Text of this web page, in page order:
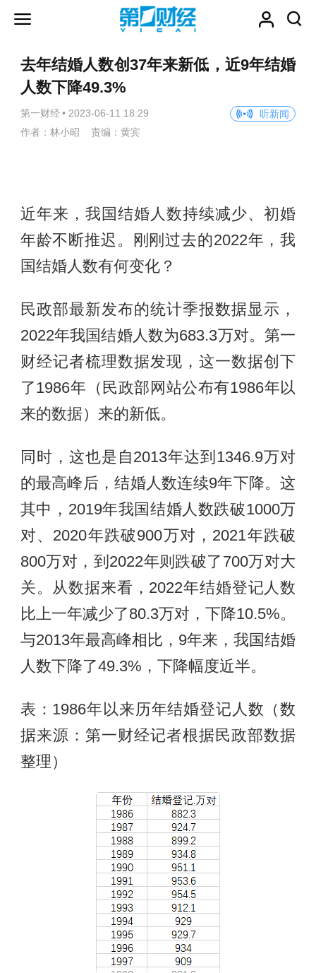
去年结婚人数创37年来新低，近9年结婚
人数下降49.3%
第一财经 • 2023-06-11 18:29
听新闻
作者：林小昭 责编：黄宾
近年来，我国结婚人数持续减少、初婚
年龄不断推迟。刚刚过去的2022年，我
国结婚人数有何变化？
民政部最新发布的统计季报数据显示，
2022年我国结婚人数为683.3万对。第一
财经记者梳理数据发现，这一数据创下
了1986年（民政部网站公布有1986年以
来的数据）来的新低。
同时，这也是自2013年达到1346.9万对
的最高峰后，结婚人数连续9年下降。这
其中，2019年我国结婚人数跌破1000万
对、2020年跌破900万对，2021年跌破
800万对，到2022年则跌破了700万对大
关。从数据来看，2022年结婚登记人数
比上一年减少了80.3万对，下降10.5%。
与2013年最高峰相比，9年来，我国结婚
人数下降了49.3%，下降幅度近半。
表：1986年以来历年结婚登记人数（数
据来源：第一财经记者根据民政部数据
整理）